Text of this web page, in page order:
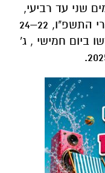
שני עד רביעי,
כ"ט באלול התשפ"ה עד ב' בתשרי התשפ"ו, 22–24
יתחדשו ביום חמישי , ג'